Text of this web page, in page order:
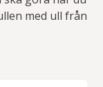
med ull från